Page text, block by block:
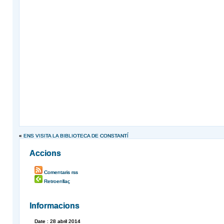
« ENS VISITA LA BIBLIOTECA DE CONSTANTÍ
Accions
Comentaris rss
Retroenllaç
Informacions
Date : 28 abril 2014